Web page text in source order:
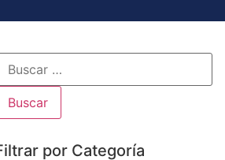
por Categoría